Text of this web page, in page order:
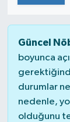
Güncel
boyunca
durumlar
nedenle,
olduğunu